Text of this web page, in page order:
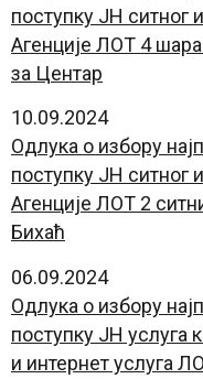
поступку ЈН ситног
Агенције ЛОТ 4
за Центар
10.09.2024
Одлука о избору
поступку ЈН ситног
Агенције ЛОТ 2
Бихаћ
06.09.2024
Одлука о избору
поступку ЈН
и интернет услуга